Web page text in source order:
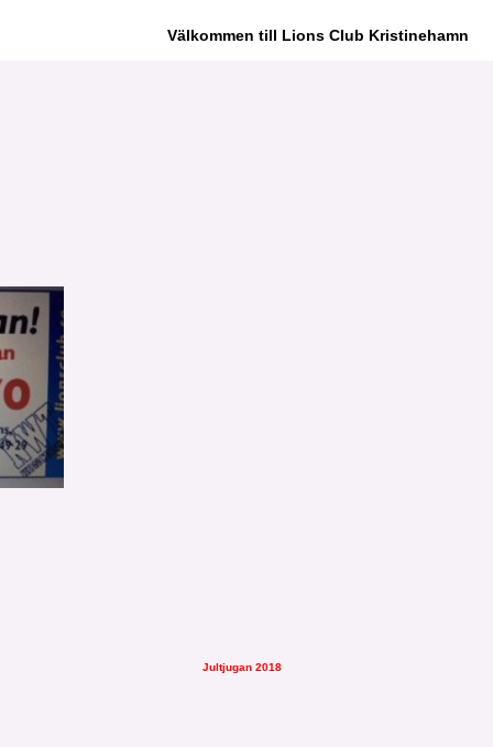
Välkommen till Lions Club Kristinehamn
Jultjugan 2018